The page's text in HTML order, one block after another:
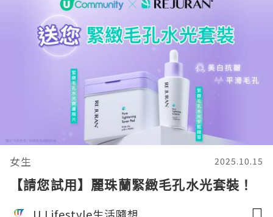
女生 2025.10.15
【請您試用】麗珠蘭緊緻毛孔水光套裝！